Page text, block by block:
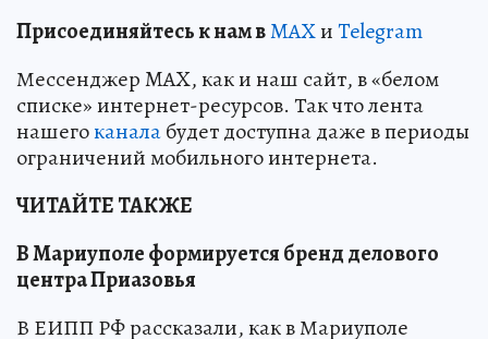
Присоединяйтесь к нам вMAXиTelegram
Мессенджер MAX, как и наш сайт, в «белом
списке» интернет-ресурсов. Так что лента
нашегоканалабудет доступна даже в периоды
ограничений мобильного интернета.
ЧИТАЙТЕ ТАКЖЕ
В Мариуполе формируется бренд делового
центра Приазовья
В ЕИПП РФ рассказали, как в Мариуполе